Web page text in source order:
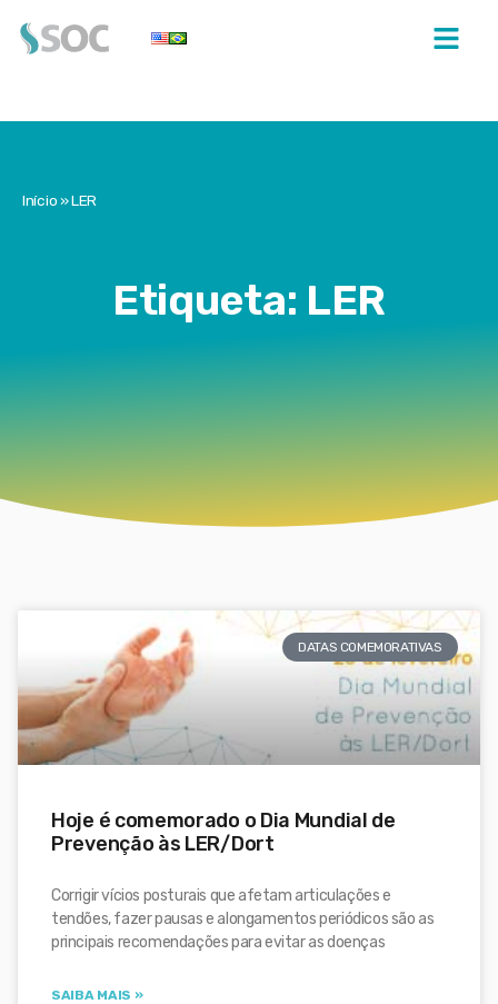
Início»LER
Etiqueta: LER
DATAS COMEMORATIVAS
Hoje é comemorado o Dia Mundial de
Prevenção às LER/Dort
Corrigir vícios posturais que afetam articulações e
tendões, fazer pausas e alongamentos periódicos são as
principais recomendações para evitar as doenças
SAIBA MAIS »